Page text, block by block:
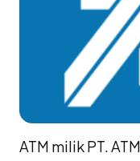
ATM milik PT.